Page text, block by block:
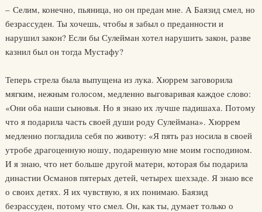
– Селим, конечно, пьяница, но он предан мне. А Баязид смел, но
безрассуден. Ты хочешь, чтобы я забыл о преданности и
нарушил закон? Если бы Сулейман хотел нарушить закон, разве
казнил был он тогда Мустафу?
Теперь стрела была выпущена из лука. Хюррем заговорила
мягким, нежным голосом, медленно выговаривая каждое слово:
«Они оба наши сыновья. Но я знаю их лучше падишаха. Потому
что я подарила часть своей души роду Сулеймана». Хюррем
медленно погладила себя по животу: «Я пять раз носила в своей
утробе драгоценную ношу, подаренную мне моим господином.
И я знаю, что нет больше другой матери, которая бы подарила
династии Османов пятерых детей, четырех шехзаде. Я знаю все
о своих детях. Я их чувствую, я их понимаю. Баязид
безрассуден, потому что смел. Он, как ты, думает только о